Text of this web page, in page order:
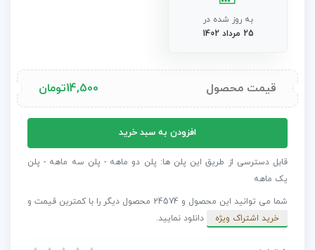
به روز شده در
25 مرداد 1402
قیمت محصول 14,500تومان
نمایش
طوفان
شماره
افزودن به سبد خرید
قابل دسترسی از طریق این پلن ها: پلن دو ماهه - پلن سه ماهه - پلن
یک ماهه
شما می توانید این محصول و 24574 محصول دیگر را با کمترین قیمت و
خرید اشتراک ویژه
دانلود نمایید.